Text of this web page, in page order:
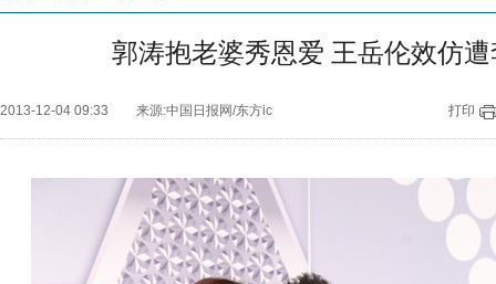
郭涛抱老婆秀恩爱 王岳伦效仿
2013-12-04 09:33 来源:中国日报网/东方ic 打印